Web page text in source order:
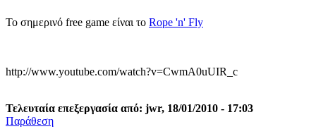
Το σημερινό free game είναι το Rope 'n' Fly
http://www.youtube.com/watch?v=CwmA0uUIR_c
Τελευταία επεξεργασία από: jwr, 18/01/2010 - 17:03
Παράθεση